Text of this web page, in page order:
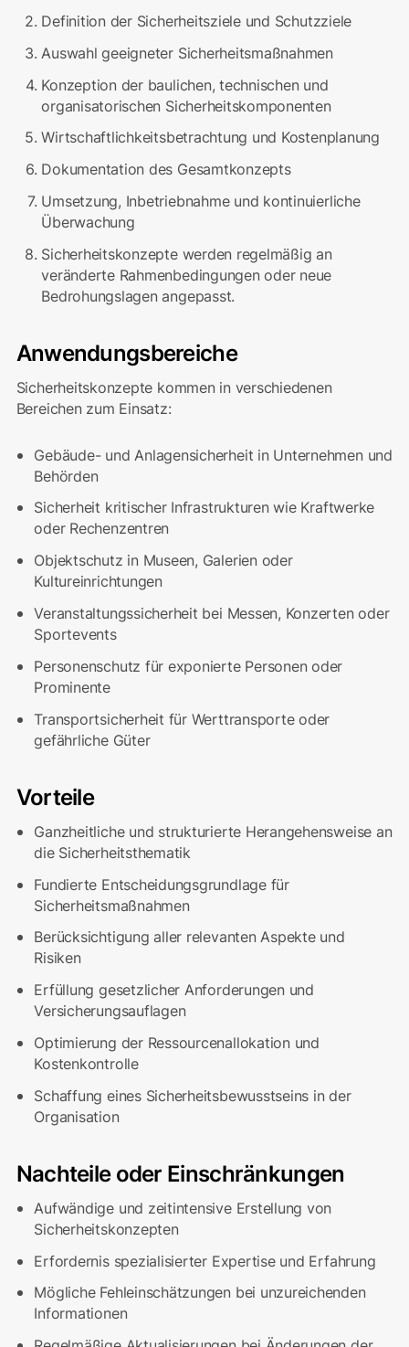
Definition der Sicherheitsziele und Schutzziele
Auswahl geeigneter Sicherheitsmaßnahmen
Konzeption der baulichen, technischen und
organisatorischen Sicherheitskomponenten
Wirtschaftlichkeitsbetrachtung und Kostenplanung
Dokumentation des Gesamtkonzepts
Umsetzung, Inbetriebnahme und kontinuierliche
Überwachung
Sicherheitskonzepte werden regelmäßig an
veränderte Rahmenbedingungen oder neue
Bedrohungslagen angepasst.
Anwendungsbereiche
Sicherheitskonzepte kommen in verschiedenen
Bereichen zum Einsatz:
Gebäude- und Anlagensicherheit in Unternehmen und
Behörden
Sicherheit kritischer Infrastrukturen wie Kraftwerke
oder Rechenzentren
Objektschutz in Museen, Galerien oder
Kultureinrichtungen
Veranstaltungssicherheit bei Messen, Konzerten oder
Sportevents
Personenschutz für exponierte Personen oder
Prominente
Transportsicherheit für Werttransporte oder
gefährliche Güter
Vorteile
Ganzheitliche und strukturierte Herangehensweise an
die Sicherheitsthematik
Fundierte Entscheidungsgrundlage für
Sicherheitsmaßnahmen
Berücksichtigung aller relevanten Aspekte und
Risiken
Erfüllung gesetzlicher Anforderungen und
Versicherungsauflagen
Optimierung der Ressourcenallokation und
Kostenkontrolle
Schaffung eines Sicherheitsbewusstseins in der
Organisation
Nachteile oder Einschränkungen
Aufwändige und zeitintensive Erstellung von
Sicherheitskonzepten
Erfordernis spezialisierter Expertise und Erfahrung
Mögliche Fehleinschätzungen bei unzureichenden
Informationen